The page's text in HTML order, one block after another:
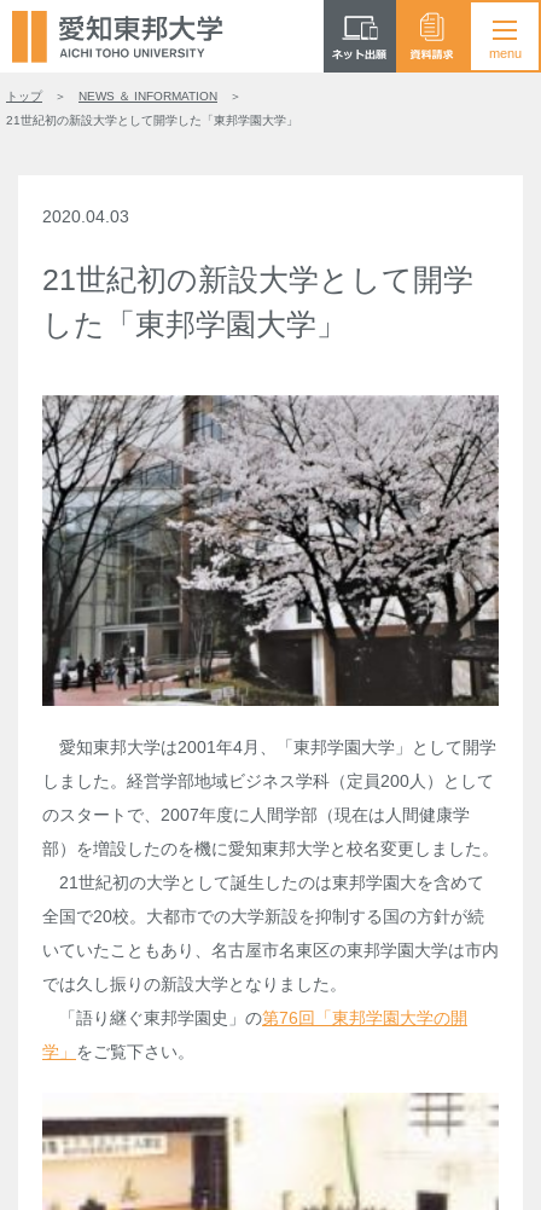
トップ
NEWS ＆ INFORMATION
21世紀初の新設大学として開学した「東邦学園大学」
2020.04.03
21世紀初の新設大学として開学
した「東邦学園大学」
愛知東邦大学は2001年4月、「東邦学園大学」として開学
しました。経営学部地域ビジネス学科（定員200人）として
のスタートで、2007年度に人間学部（現在は人間健康学
部）を増設したのを機に愛知東邦大学と校名変更しました。
21世紀初の大学として誕生したのは東邦学園大を含めて
全国で20校。大都市での大学新設を抑制する国の方針が続
いていたこともあり、名古屋市名東区の東邦学園大学は市内
では久し振りの新設大学となりました。
「語り継ぐ東邦学園史」の第76回「東邦学園大学の開
学」 をご覧下さい。